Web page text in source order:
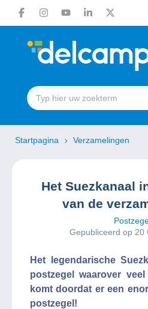
Startpagina Verzamelingen
Het Suezkanaal
van de
Gepubliceerd op 20
Het legendarische
postzegel waarover
komt doordat er een
postzegel!